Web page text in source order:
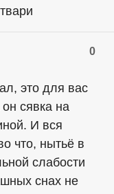
0
это для вас
сявка на
И вся
что, нытьё в
слабости
снах не